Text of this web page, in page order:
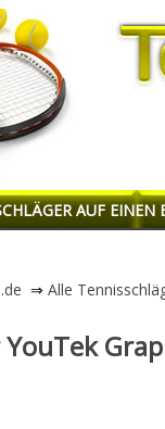
AUF EINEN
⇒ Alle